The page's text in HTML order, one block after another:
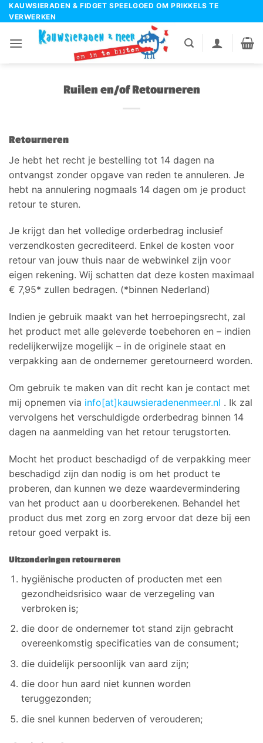
Ga
naar
KAUWSIERADEN & FIDGET SPEELGOED OM PRIKKELS TE
VERWERKEN
Ruilen en/of Retourneren
Retourneren
Je hebt het recht je bestelling tot 14 dagen na
ontvangst zonder opgave van reden te annuleren. Je
hebt na annulering nogmaals 14 dagen om je product
retour te sturen.
Je krijgt dan het volledige orderbedrag inclusief
verzendkosten gecrediteerd. Enkel de kosten voor
retour van jouw thuis naar de webwinkel zijn voor
eigen rekening. Wij schatten dat deze kosten maximaal
€ 7,95* zullen bedragen. (*binnen Nederland)
Indien je gebruik maakt van het herroepingsrecht, zal
het product met alle geleverde toebehoren en – indien
redelijkerwijze mogelijk – in de originele staat en
verpakking aan de ondernemer geretourneerd worden.
Om gebruik te maken van dit recht kan je contact met
mij opnemen via info[at]kauwsieradenenmeer.nl . Ik zal
vervolgens het verschuldigde orderbedrag binnen 14
dagen na aanmelding van het retour terugstorten.
Mocht het product beschadigd of de verpakking meer
beschadigd zijn dan nodig is om het product te
proberen, dan kunnen we deze waardevermindering
van het product aan u doorberekenen. Behandel het
product dus met zorg en zorg ervoor dat deze bij een
retour goed verpakt is.
Uitzonderingen retourneren
hygiënische producten of producten met een
gezondheidsrisico waar de verzegeling van
verbroken is;
die door de ondernemer tot stand zijn gebracht
overeenkomstig specificaties van de consument;
die duidelijk persoonlijk van aard zijn;
die door hun aard niet kunnen worden
teruggezonden;
die snel kunnen bederven of verouderen;